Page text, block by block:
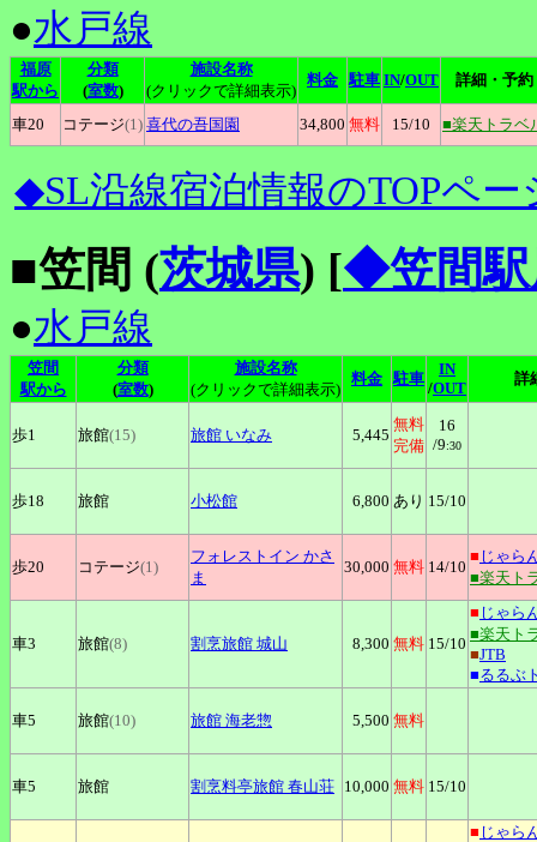
●水戸線
福原
駅から
分類
(室数)
施設名称
(クリックで詳細表示)
料金 駐車 IN/OUT 詳細・予約
車20 コテージ(1) 喜代の吾国園 34,800 無料 15/10 ■楽天トラベ
◆SL沿線宿泊情報のTOPペー
■笠間 (茨城県) [◆笠間駅
●水戸線
笠間
駅から
分類
(室数)
施設名称
(クリックで詳細表示)
料金 駐車
IN
/OUT
詳
歩1 旅館(15) 旅館 いなみ 5,445
無料
完備
16
/9:30
歩18 旅館 小松館 6,800 あり 15/10
歩20 コテージ(1)
フォレストイン かさ
ま
30,000 無料 14/10
■ じゃら
■楽天ト
車3 旅館(8) 割烹旅館 城山 8,300 無料 15/10
■ じゃら
■楽天ト
■JTB
■るるぶ
車5 旅館(10) 旅館 海老惣 5,500 無料
車5 旅館 割烹料亭旅館 春山荘 10,000 無料 15/10
■ じゃら